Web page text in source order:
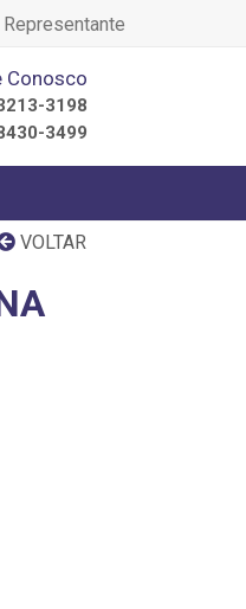
Conosco
3198
3499
VOLTAR